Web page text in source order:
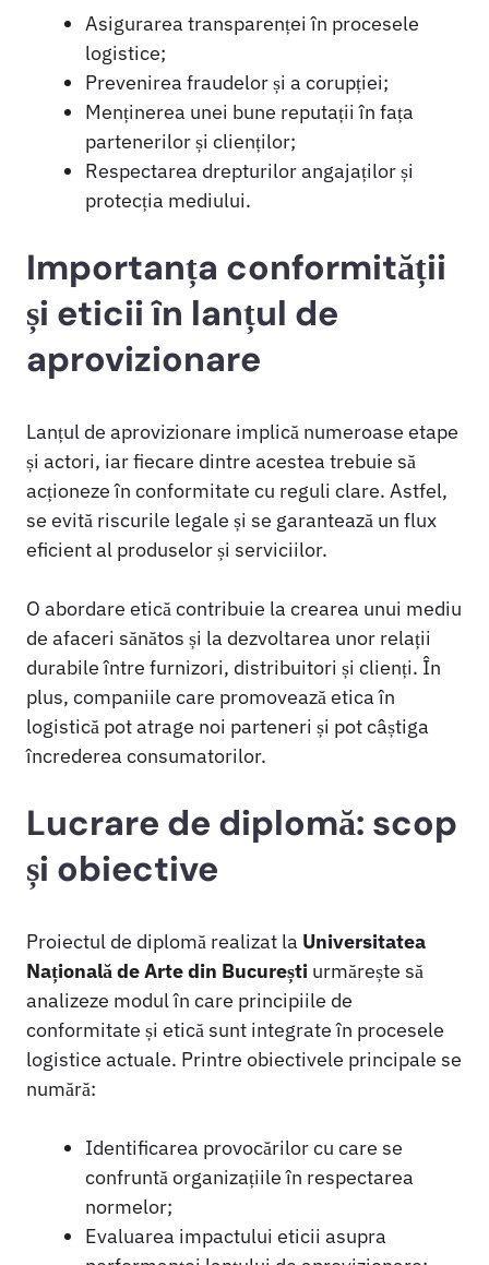
Asigurarea transparenței în procesele
logistice;
Prevenirea fraudelor și a corupției;
Menținerea unei bune reputații în fața
partenerilor și clienților;
Respectarea drepturilor angajaților și
protecția mediului.
Importanța conformității
și eticii în lanțul de
aprovizionare
Lanțul de aprovizionare implică numeroase etape
și actori, iar fiecare dintre acestea trebuie să
acționeze în conformitate cu reguli clare. Astfel,
se evită riscurile legale și se garantează un flux
eficient al produselor și serviciilor.
O abordare etică contribuie la crearea unui mediu
de afaceri sănătos și la dezvoltarea unor relații
durabile între furnizori, distribuitori și clienți. În
plus, companiile care promovează etica în
logistică pot atrage noi parteneri și pot câștiga
încrederea consumatorilor.
Lucrare de diplomă: scop
și obiective
Proiectul de diplomă realizat la Universitatea
Națională de Arte din București urmărește să
analizeze modul în care principiile de
conformitate și etică sunt integrate în procesele
logistice actuale. Printre obiectivele principale se
numără:
Identificarea provocărilor cu care se
confruntă organizațiile în respectarea
normelor;
Evaluarea impactului eticii asupra